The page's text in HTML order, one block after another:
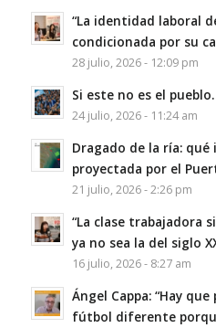
“La identidad laboral
condicionada por su
28 julio, 2026 - 12:09 pm
Si este no es el
24 julio, 2026 - 11:24 am
Dragado de la ría:
proyectada por el
21 julio, 2026 - 2:26 pm
“La clase trabajadora
ya no sea la del siglo
16 julio, 2026 - 8:27 am
Ángel Cappa: “Hay
fútbol diferente